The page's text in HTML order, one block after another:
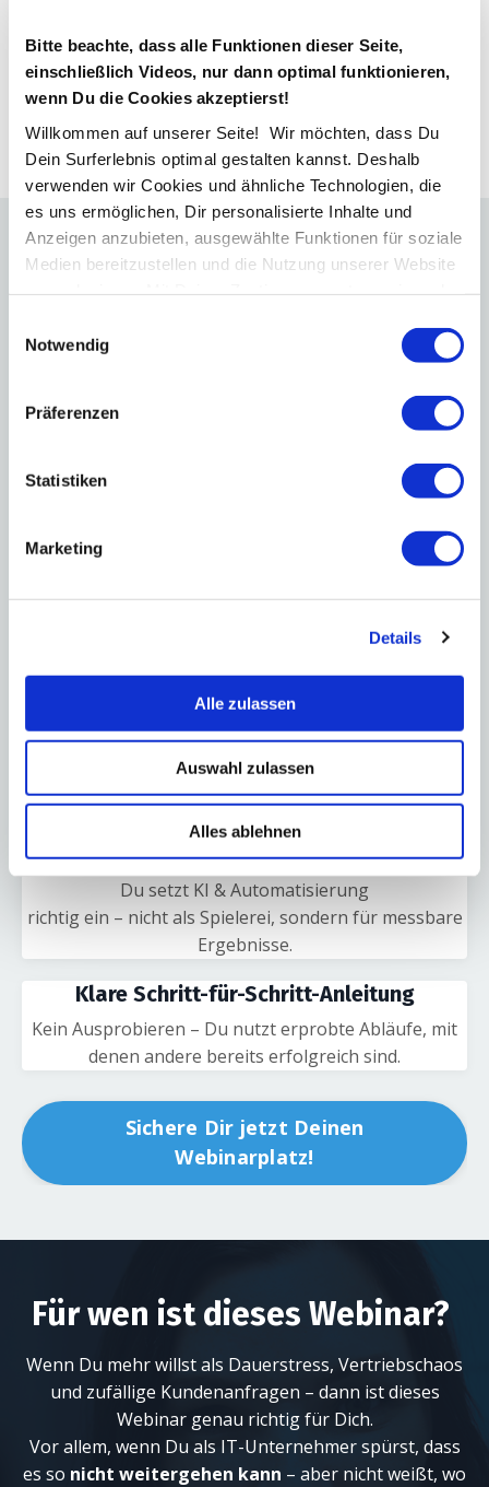
Bitte beachte, dass alle Funktionen dieser Seite,
einschließlich Videos, nur dann optimal funktionieren,
wenn Du die Cookies akzeptierst!
Willkommen auf unserer Seite! Wir möchten, dass Du
Dein Surferlebnis optimal gestalten kannst. Deshalb
verwenden wir Cookies und ähnliche Technologien, die
es uns ermöglichen, Dir personalisierte Inhalte und
Anzeigen anzubieten, ausgewählte Funktionen für soziale
Medien bereitzustellen und die Nutzung unserer Website
personalisierte Anzeigen und Inhalte. Du kannst Deine
Einwilligung jederzeit widerrufen oder ablehnen. Weitere
unsererDatenschutzerklärung
Notwendig
Präferenzen
Statistiken
Marketing
Details
Alle zulassen
Auswahl zulassen
Alles ablehnen
Andres-Miguel Sichel
cloudcoop GmbH
Kundengewinnung wird planbar
Klarheit über den Unternehmenswert
Du weißt, wie Du mit nur einer Werbeanzeige
WhatsApp-Qualifizierung übernehmen für Dich –
und investieren – wie bei Andres-Miguel von
Mehr Zeit für Strategie
Statt alles selbst zu machen, steuerst Du klare
Prozesse – und gewinnst die Freiheit zurück, am
Unternehmen zu arbeiten.
Technik wird zum Wachstumshebel
Du setzt KI & Automatisierung
richtig ein – nicht als Spielerei, sondern für messbare
Ergebnisse.
Klare Schritt-für-Schritt-Anleitung
Kein Ausprobieren – Du nutzt erprobte Abläufe, mit
denen andere bereits erfolgreich sind.
Sichere Dir jetzt Deinen
Webinarplatz!
Für wen ist dieses Webinar?
Wenn Du mehr willst als Dauerstress, Vertriebschaos
und zufällige Kundenanfragen – dann ist dieses
Webinar genau richtig für Dich.
Vor allem, wenn Du als IT-Unternehmer spürst, dass
es so nicht weitergehen kann – aber nicht weißt, wo